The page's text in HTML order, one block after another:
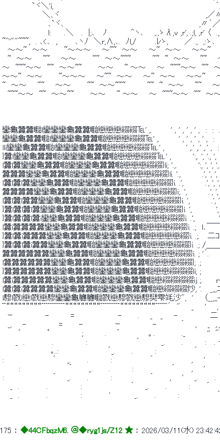
`ヾ＼'i,　　　　　　　　　　　　　　　　　　　　　　　　　　　　　
＼､ヾ　　　　　　　　　　　　　　　　　　　　　　　　　　　,／
､`ヾ､　　　　　　　　　　　　　　　　　　　　　　　　　,〃´
l: 　　.＼　 .　|;､　 ﾉ　　 　　^ヽ､　　,.,ゝλ,v ,r', .;l, ,r' 〈　
~^'""~~~,　. ､<､　,.　　　､ヽﾉ　＼r,∧,､.　ﾉl,/　　　 .ﾚゝ,　　　／ .,　
～～~　～～　　　~～～～　　～~~　～～　　～~　～～　　～～~　
~　～～　　~~　　～～　　　~~　～～~~~　　　　~~　~　～～　　~~　
～　~~~～～　~~　～～~~　　　～～　　~ ～～　　～　~~~～～　~~
～～~　～～　　　~～～～　　～~~　～～　　～~　～～　　～～~　
~　～～　　~~　　～～　　　~~　～～~~~　　　　~~　~　～～　　~~　
~~~～～　~~　～～~~　　　～～　　~ ～～　　～　~~~～～　~~　
鑾龜蠶蠶㍾l鑾鑾鑾龜蠶蠶㍾戀戀戀綴綴℡' ,.　　 　' , ' , ' , ' ,　:　:
鑾鑾龜蠶蠶㍾l鑾鑾鑾龜蠶蠶㍾戀戀戀綴綴℡' ,.　　 　' , ' , ' , ' ,　:
lli鑾鑾龜蠶蠶㍾l鑾鑾鑾龜蠶蠶㍾戀戀戀綴綴℡.' ,　　　　' ,.' ,.' ,.' ,
}蠶l鑾鑾龜蠶蠶㍾l鑾鑾鑾龜蠶蠶㍾戀戀戀綴綴℡.' ,　　　　':,.
l蠶l蠶鑾鑾龜蠶蠶㍾鑾鑾鑾龜蠶蠶㍾戀戀戀綴綴}li; '.,.　　 　 ':, ', ', ',　:
蠶蠶蠶鑾鑾龜蠶蠶㍾鑾鑾鑾龜蠶蠶㍾戀戀戀綴綴}li. '.,　　
l蠶l蠶l蠶鑾鑾龜蠶蠶㍾鑾鑾鑾龜蠶蠶㍾戀戀戀綴綴}i. .',　　　　.', ', ', ',
蠶蠶蠶蠶鑾鑾龜蠶蠶㍾鑾鑾鑾龜蠶蠶㍾戀戀戀綴綴}i;. ',　　　　.', ',
l蠶l蠶l蠶蠶鑾鑾龜蠶蠶㍾鑾鑾鑾龜蠶蠶㍾戀戀戀綴綴}i. ',　　　
}蠶l蠶l蠶l蠶鑾鑾龜蠶蠶㍾鑾鑾鑾龜蠶蠶㍾戀戀戀綴綴}i. ',　　　　 ', ', ',. ;
}蠶l蠶l蠶l蠶i鑾鑾龜蠶蠶㍾鑾鑾鑾龜蠶蠶㍾戀戀戀綴綴}i.
l蠶i蠶蠶蠶蠶鑾鑾龜蠶蠶㍾鑾鑾鑾龜蠶蠶㍾戀戀戀綴綴}i.
}蠶l蠶i蠶蠶蠶鑾鑾龜蠶蠶㍾鑾鑾鑾龜蠶蠶㍾戀戀戀戀綴}i. .;. 　二
}蠶l蠶l蠶i蠶蠶鑾鑾龜蠶蠶㍾鑾鑾鑾龜蠶蠶㍾戀戀戀綴綴}i. .; /＿＿」
蠶蠶蠶蠶蠶蠶鑾鑾龜蠶蠶㍾鑾鑾鑾龜蠶蠶㍾戀戀戀綴綴}i. ;
l蠶蠶蠶蠶蠶蠶鑾鑾龜蠶蠶㍾鑾鑾鑾龜蠶蠶㍾戀戀戀綴綴}; .;　　　　 ;.r三
}蠶蠶蠶蠶蠶蠶鑾鑾龜蠶蠶㍾鑾鑾鑾龜蠶蠶㍾戀戀綴綴綴li; ;　　　　 ;. ;
l蠶i蠶蠶蠶蠶蠶鑾鑾龜蠶蠶㍾鑾鑾鑾龜蠶蠶㍾戀綴綴綴綴ij ;.　 　r--､　
l蠶l蠶i蠶蠶蠶蠶鑾鑾龜蠶蠶㍾鑾鑾鑾龜蠶蠶㍾戀綴綴綴炒, '. 　_,,,ﾆｺ〈　
l驂l戮l戀l戮戀驂鑾鑾龜軈軈㍾戮戀驂戮戀驂樊雫竓沙",　'　　（__,,,-
¨“““““““““¨¨¨¨¨¨“““““““““¨¨¨¨¨“““““““““¨¨¨´　"　　_　　'　
ｰ　　　　　　-　　　　=　　　　　　　　-　　　.　　_　 _　　-　　　　　　
_,　　-　　　　　　=　　　-　　　　　　ｰ　　　　　　-　　　　 ´　　,　　_
ﾞ　　　　　ﾟ　　　　　　;　　　　.　　゜　　　　　。.　　　
_　.　　　　　.　　　　　　:　　　　　　　　　´　　　　_.　　　.　　　
｡..:　　　　　　　　　´_.　　　.　　　　:　　　　　　　´　　　　_.`
:　　　　　　　　　´　　_.　　　.　　　　:　　　　　　　´　　　　　
:　　　　　　　　　´　　　_.　　　.　　　　:　　　　　　　´　　　
:　　　　　　　　　´　　_.　　　.　　　　:　　　　　　　´　　　,　　'　　_.　
_　.　　　　　.　　　　　　:　　　　　　　　　´　　_.　　　.　　　
_　.　　　　　.　　　　　　:　　　　　'　　　　 _.　　　.
175 ： ◆44CFbqzM6. ＠◆ryg1js/Z12 ★ ： 2026/03/11(水)